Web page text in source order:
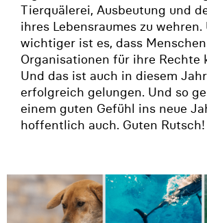
Tierquälerei, Ausbeutung und
ihres Lebensraumes zu wehren.
wichtiger ist es, dass
Organisationen für ihre Rechte
Und das ist auch in diesem
erfolgreich gelungen. Und so
einem guten Gefühl ins neue
hoffentlich auch. Guten Rutsch!